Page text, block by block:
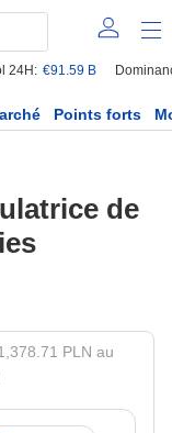
24H: €91.59 B
Points forts
de
PLN au